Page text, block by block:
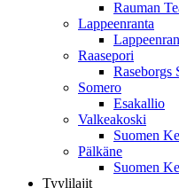
Rauman
Lappeenranta
Raasepori
Raseborgs
Somero
Esakallio
Valkeakoski
Suomen
Pälkäne
Suomen
Tyylilajit